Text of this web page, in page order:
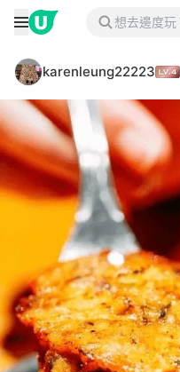
karenleung22223